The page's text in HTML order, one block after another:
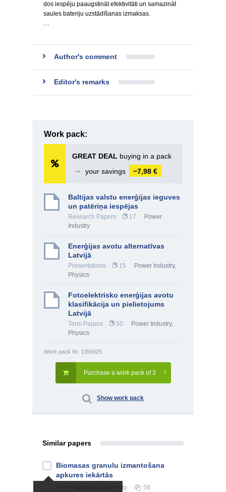
dos iespēju paaugstināt efektivitāti un samazināt
saules bateriju uzstādīšanas izmaksas.
…
Author's comment
Editor's remarks
Work pack:
GREAT DEAL buying in a pack
➞
your savings −7,98 €
Baltijas valstu enerģijas ieguves
un patēriņa iespējas
Research Papers 17
Power
Industry
Enerģijas avotu alternatīvas
Latvijā
Presentations 15 Power Industry,
Physics
Fotoelektrisko enerģijas avotu
klasifikācija un pielietojums
Latvijā
Term Papers 50 Power Industry,
Physics
Work pack Nr. 1355625
Purchase a work pack of 3
Show work pack
Similar papers
Biomasas granulu izmantošana
apkures iekārtās
for university 58